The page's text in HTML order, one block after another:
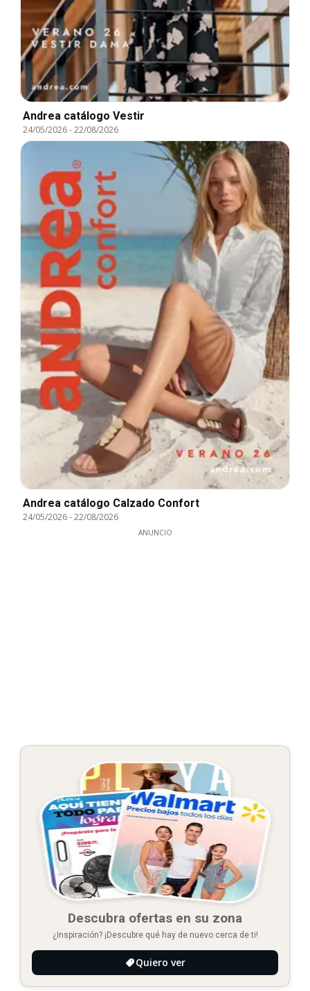
Andrea catálogo Vestir
24/05/2026-22/08/2026
Andrea catálogo Calzado Confort
24/05/2026-22/08/2026
ANUNCIO
Descubra ofertas en su zona
¿Inspiración? ¡Descubre qué hay de nuevo cerca de ti!
Quiero ver